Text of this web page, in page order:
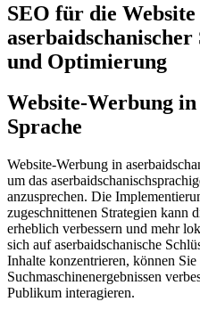
SEO für die
und Optimierung
Website-Werbung
Sprache
Website-Werbung in
um das
anzusprechen. Die
zugeschnittenen Strategien kann
erheblich verbessern und mehr
sich auf aserbaidschanische
Inhalte konzentrieren, können
Suchmaschinenergebnissen
Publikum interagieren.